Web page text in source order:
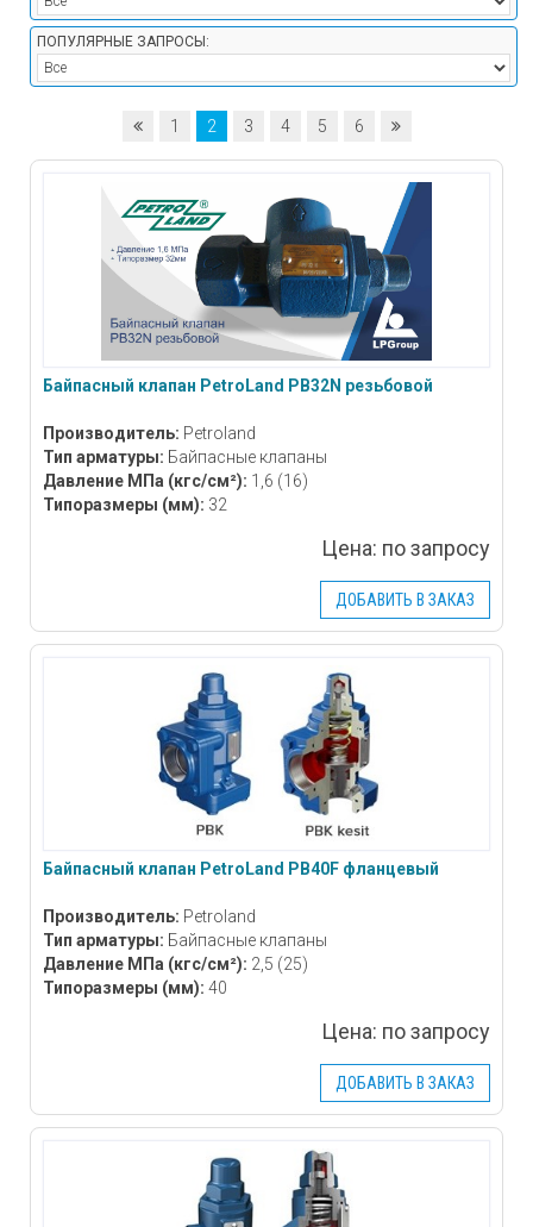
ПОПУЛЯРНЫЕ ЗАПРОСЫ:
1 2 3 4 5 6
Байпасный клапан PetroLand PB32N резьбовой
Производитель: Petroland
Тип арматуры: Байпасные клапаны
Давление МПа (кгс/см²): 1,6 (16)
Типоразмеры (мм): 32
Цена: по запросу
ДОБАВИТЬ В ЗАКАЗ
Байпасный клапан PetroLand PB40F фланцевый
Производитель: Petroland
Тип арматуры: Байпасные клапаны
Давление МПа (кгс/см²): 2,5 (25)
Типоразмеры (мм): 40
Цена: по запросу
ДОБАВИТЬ В ЗАКАЗ